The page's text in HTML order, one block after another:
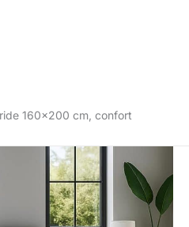
160×200 cm, confort